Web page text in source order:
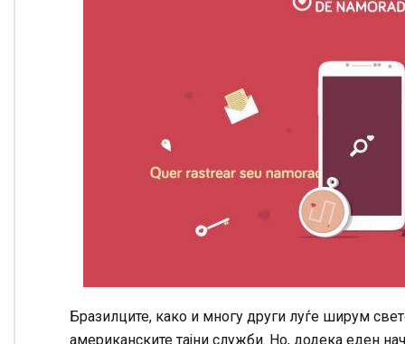
Бразилците, како и многу други луѓе ширум
американските тајни служби. Но, додека еден